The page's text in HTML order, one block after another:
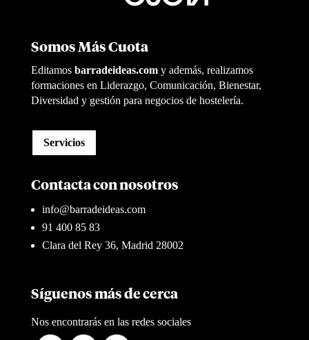
Somos Más Cuota
Editamosbarradeideas.com y además, realizamos
formaciones en Liderazgo, Comunicación, Bienestar,
Diversidad y gestión para negocios de hostelería.
Servicios
Contacta con nosotros
info@barradeideas.com
91 400 85 83
Clara del Rey 36, Madrid 28002
Síguenos más de cerca
Nos encontrarás en las redes sociales